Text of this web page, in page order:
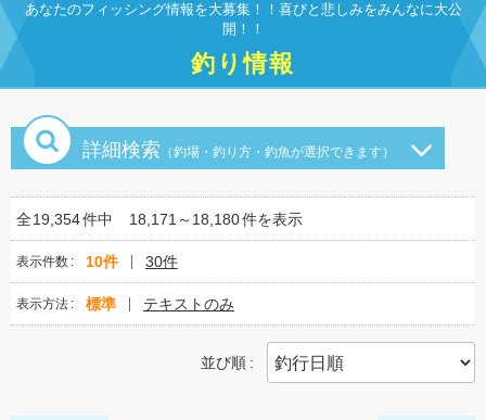
に
移
動
あなたのフィッシング情報を大募集！！喜びと悲しみをみんなに大公
開！！
釣り情報
詳細検索 （釣場・釣り方・釣魚が選択できます）
全19,354件中 18,171～18,180件を表示
表示件数 10件 30件
表示方法 標準 テキストのみ
並び順